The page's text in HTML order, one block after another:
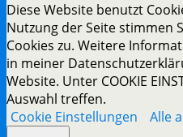
Diese Website benutzt
Nutzung der Seite stimmen
Cookies zu. Weitere
in meiner
Website. Unter COOKIE
Auswahl treffen.
Cookie Einstellungen
Alle